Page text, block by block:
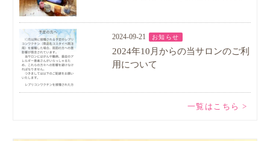
2024-09-21 お知らせ
2024年10月からの当サロンのご利
用について
一覧はこちら >